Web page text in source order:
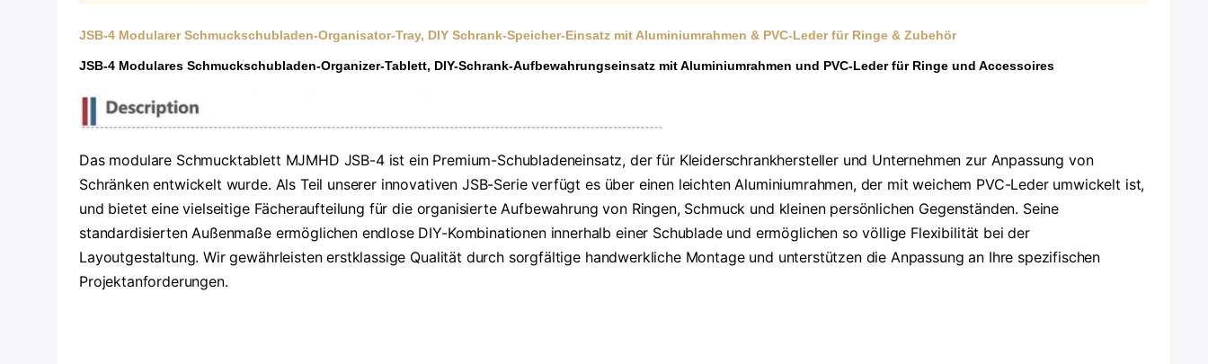
JSB-4 Modularer Schmuckschubladen-Organisator-Tray, DIY Schrank-Speicher-Einsatz mit Aluminiumrahmen & PVC-Leder für Ringe & Zubehör
JSB-4 Modulares Schmuckschubladen-Organizer-Tablett, DIY-Schrank-Aufbewahrungseinsatz mit Aluminiumrahmen und PVC-Leder für Ringe und Accessoires
Das modulare Schmucktablett MJMHD JSB-4 ist ein Premium-Schubladeneinsatz, der für Kleiderschrankhersteller und Unternehmen zur Anpassung von
Schränken entwickelt wurde. Als Teil unserer innovativen JSB-Serie verfügt es über einen leichten Aluminiumrahmen, der mit weichem PVC-Leder umwickelt ist,
und bietet eine vielseitige Fächeraufteilung für die organisierte Aufbewahrung von Ringen, Schmuck und kleinen persönlichen Gegenständen. Seine
standardisierten Außenmaße ermöglichen endlose DIY-Kombinationen innerhalb einer Schublade und ermöglichen so völlige Flexibilität bei der
Layoutgestaltung. Wir gewährleisten erstklassige Qualität durch sorgfältige handwerkliche Montage und unterstützen die Anpassung an Ihre spezifischen
Projektanforderungen.